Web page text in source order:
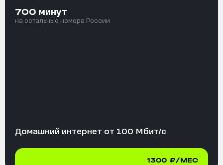
700 минут
на остальные номера России
Домашний интернет от 100 Мбит/с
1300 ₽/МЕС